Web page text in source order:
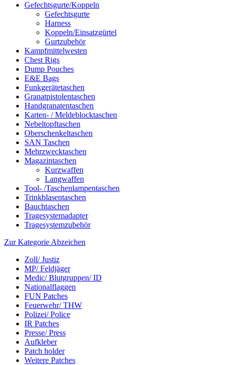
Gefechtsgurte/Koppeln
Gefechtsgurte
Harness
Koppeln/Einsatzgürtel
Gurtzubehör
Kampfmittelwesten
Chest Rigs
Dump Pouches
E&E Bags
Funkgerätetaschen
Granatpistolentaschen
Handgranatentaschen
Karten- / Meldeblocktaschen
Nebeltopftaschen
Oberschenkeltaschen
SAN Taschen
Mehrzwecktaschen
Magazintaschen
Kurzwaffen
Langwaffen
Tool- /Taschenlampentaschen
Trinkblasentaschen
Bauchtaschen
Tragesystemadapter
Tragesystemzubehör
Zur Kategorie Abzeichen
Zoll/ Justiz
MP/ Feldjäger
Medic/ Blutgruppen/ ID
Nationalflaggen
FUN Patches
Feuerwehr/ THW
Polizei/ Police
IR Patches
Presse/ Press
Aufkleber
Patch holder
Weitere Patches